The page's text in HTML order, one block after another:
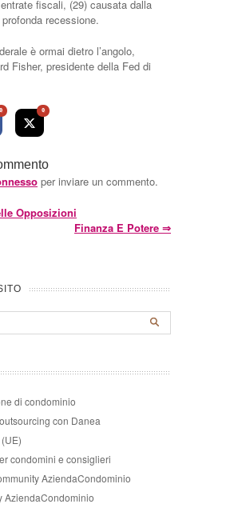
fiscali, (29) causata dalla
recessione.
è ormai dietro l’angolo,
Fisher, presidente della Fed di
0 0
per inviare un commento.
Opposizioni
Finanza E Potere ⇒
di condominio
con Danea
condomini e consiglieri
AziendaCondominio
AziendaCondominio